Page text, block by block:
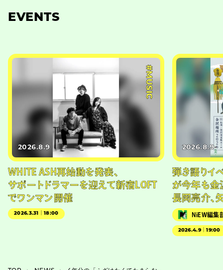
EVENTS
#MUSIC
2026.8.9
WHITE ASH再始動を発表、
サポートドラマーを迎えて新宿LOFT
でワンマン開催
2026.3.31｜18:00
2026.8.9
弾き語りイ
が今年も金
長岡亮介、
NiEW編集
2026.4.9｜19:00